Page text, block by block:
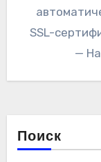
SSL-
—
Поиск